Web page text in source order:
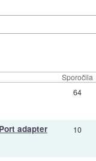
Sporočila
64
adapter 10